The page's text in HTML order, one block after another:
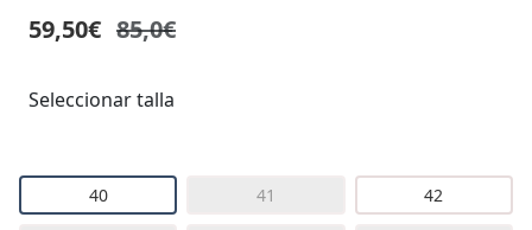
59,50€ 85,0€
Seleccionar talla
40 41 42